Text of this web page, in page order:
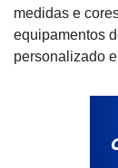
medidas e
equipamentos
personalizado